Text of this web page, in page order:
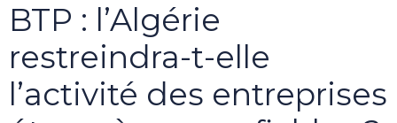
BTP : l’Algérie
restreindra-t-elle
l’activité des entreprises